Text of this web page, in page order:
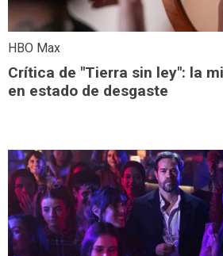
HBO Max
Crítica de "Tierra sin ley": la
en estado de desgaste